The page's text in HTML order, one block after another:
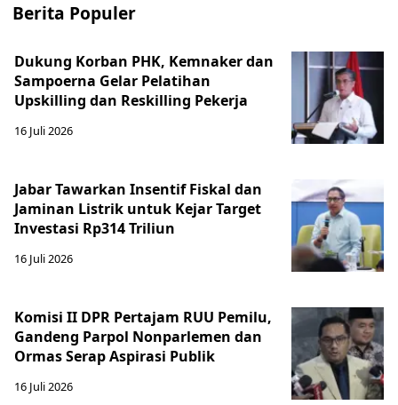
Berita Populer
Dukung Korban PHK, Kemnaker dan
Sampoerna Gelar Pelatihan
Upskilling dan Reskilling Pekerja
16 Juli 2026
Jabar Tawarkan Insentif Fiskal dan
Jaminan Listrik untuk Kejar Target
Investasi Rp314 Triliun
16 Juli 2026
Komisi II DPR Pertajam RUU Pemilu,
Gandeng Parpol Nonparlemen dan
Ormas Serap Aspirasi Publik
16 Juli 2026